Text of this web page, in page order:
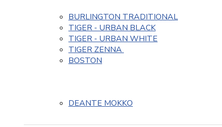
BURLINGTON TRADITIONAL
TIGER - URBAN BLACK
TIGER - URBAN WHITE
TIGER ZENNA
BOSTON
DEANTE MOKKO